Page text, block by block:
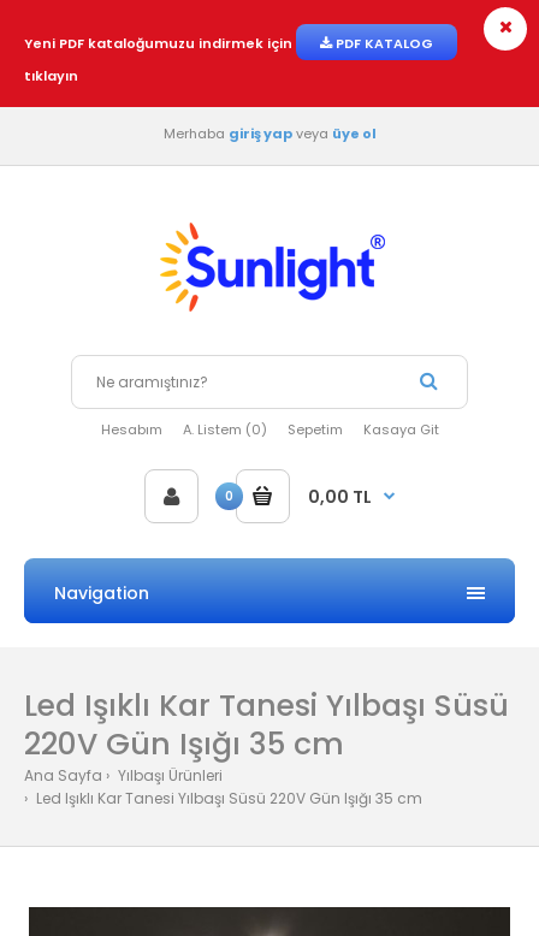
Yeni PDF kataloğumuzu indirmek için
PDF KATALOG
tıklayın
Merhaba giriş yapveya üye ol
Hesabım A. Listem (0) Sepetim Kasaya Git
0 0,00 TL
Navigation
Led Işıklı Kar Tanesi Yılbaşı Süsü
220V Gün Işığı 35 cm
Ana Sayfa
Yılbaşı Ürünleri
Led Işıklı Kar Tanesi Yılbaşı Süsü 220V Gün Işığı 35 cm